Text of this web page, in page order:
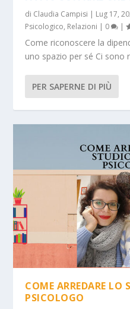
di Claudia Campisi | Lug 17,
Psicologico, Relazioni | 0 |
Come riconoscere la
uno spazio per sé Ci sono
PER SAPERNE DI PIÙ
COME ARREDARE LO
PSICOLOGO